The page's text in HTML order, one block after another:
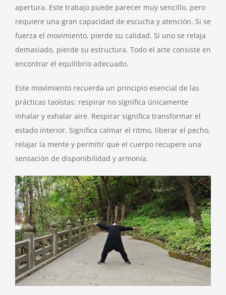
apertura. Este trabajo puede parecer muy sencillo, pero
requiere una gran capacidad de escucha y atención. Si se
fuerza el movimiento, pierde su calidad. Si uno se relaja
demasiado, pierde su estructura. Todo el arte consiste en
encontrar el equilibrio adecuado.
Este movimiento recuerda un principio esencial de las
prácticas taoístas: respirar no significa únicamente
inhalar y exhalar aire. Respirar significa transformar el
estado interior. Significa calmar el ritmo, liberar el pecho,
relajar la mente y permitir que el cuerpo recupere una
sensación de disponibilidad y armonía.